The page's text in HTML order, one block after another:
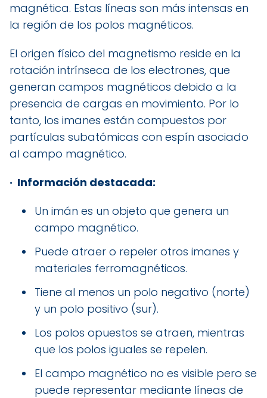
magnética. Estas líneas son más intensas en
la región de los polos magnéticos.
El origen físico del magnetismo reside en la
rotación intrínseca de los electrones, que
generan campos magnéticos debido a la
presencia de cargas en movimiento. Por lo
tanto, los imanes están compuestos por
partículas subatómicas con espín asociado
al campo magnético.
· Información destacada:
Un imán es un objeto que genera un
campo magnético.
Puede atraer o repeler otros imanes y
materiales ferromagnéticos.
Tiene al menos un polo negativo (norte)
y un polo positivo (sur).
Los polos opuestos se atraen, mientras
que los polos iguales se repelen.
El campo magnético no es visible pero se
puede representar mediante líneas de